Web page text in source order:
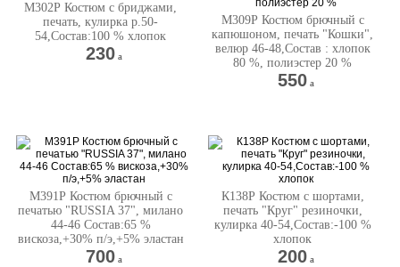
М302Р Костюм с бриджами,
печать, кулирка р.50-
54,Состав:100 % хлопок
230 a
М309Р Костюм брючный с
капюшоном, печать "Кошки",
велюр 46-48,Состав : хлопок
80 %, полиэстер 20 %
550 a
М391Р Костюм брючный с
печатью "RUSSIA 37", милано
44-46 Состав:65 %
вискоза,+30% п/э,+5% эластан
700 a
К138Р Костюм с шортами,
печать "Круг" резиночки,
кулирка 40-54,Состав:-100 %
хлопок
200 a